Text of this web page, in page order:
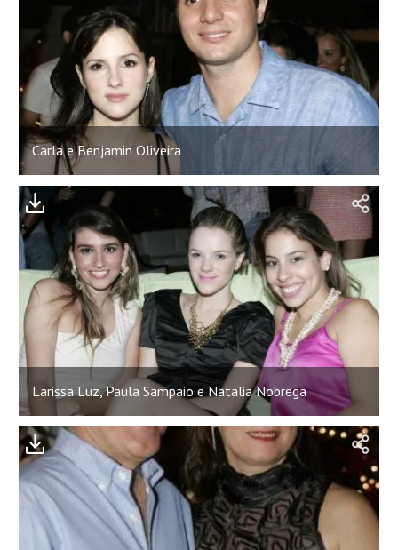
Carla e Benjamin Oliveira
Larissa Luz, Paula Sampaio e Natalia Nobrega